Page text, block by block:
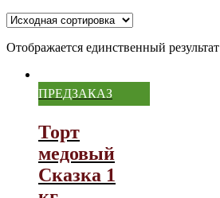
Отображается единственный результат
ПРЕДЗАКАЗ
Торт
медовый
Сказка 1